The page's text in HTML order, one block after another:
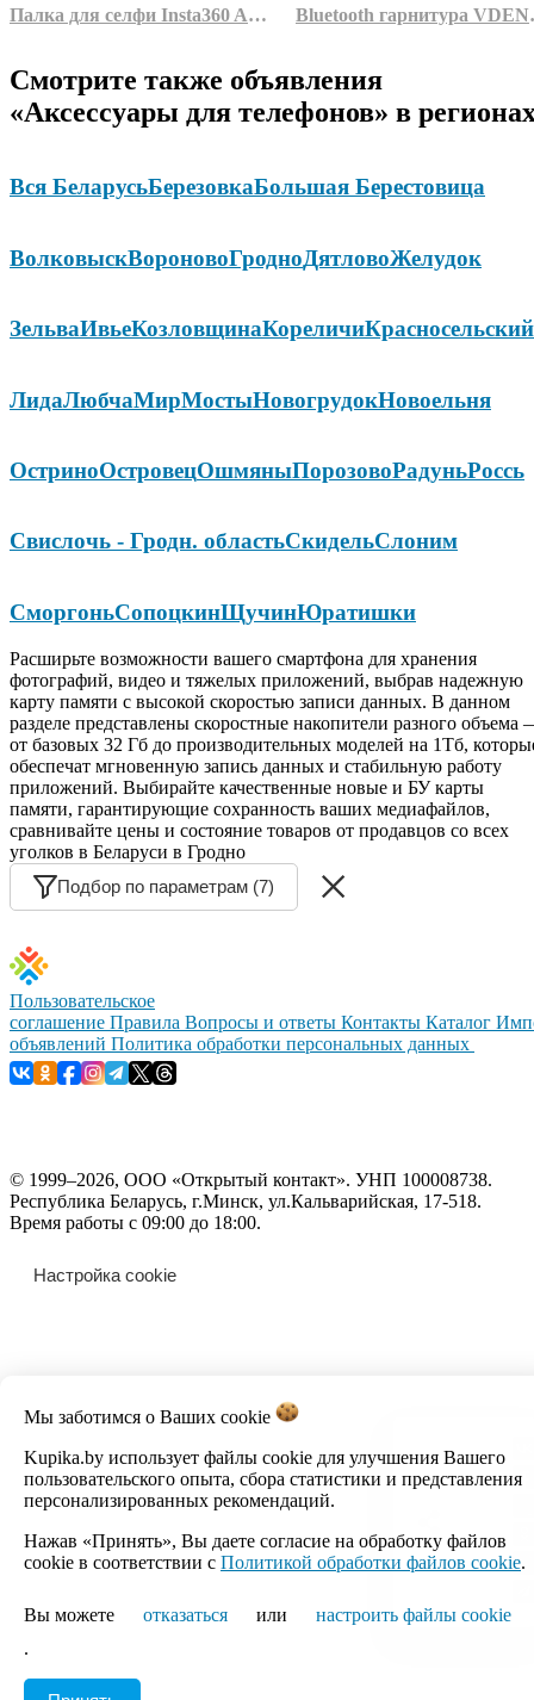
Палка для селфи Insta360 Action Invisible Selfie Stick 100 cm Carbon Fiber
Смотрите также объявления
«Аксессуары для телефонов» в
Вся БеларусьБерезовкаБольшая Берестовица
ВолковыскВороновоГродноДятловоЖелудок
ЗельваИвьеКозловщинаКореличиКрасносельский
ЛидаЛюбчаМирМостыНовогрудокНовоельня
ОстриноОстровецОшмяныПорозовоРадуньРоссь
Свислочь - Гродн. областьСкидельСлоним
СморгоньСопоцкинЩучинЮратишки
Расширьте возможности вашего смартфона для хранения
фотографий, видео и тяжелых приложений, выбрав надежную
карту памяти с высокой скоростью записи данных. В данном
разделе представлены скоростные накопители разного объема
от базовых 32 Гб до производительных моделей на 1Тб,
обеспечат мгновенную запись данных и стабильную работу
приложений. Выбирайте качественные новые и БУ карты
памяти, гарантирующие сохранность ваших медиафайлов,
сравнивайте цены и состояние товаров от продавцов со всех
уголков в Беларуси в Гродно
Подбор по параметрам (7)
Мы заботимся о Ваших cookie
Kupika.by использует файлы cookie для улучшения Вашего
пользовательского опыта, сбора статистики и представления
персонализированных рекомендаций.
Нажав «Принять», Вы даете согласие на обработку файлов
cookie в соответствии с Политикой обработки файлов cookie.
Вы можете отказаться или
настроить файлы cookie
.
Пользовательское
соглашение Правила Вопросы и ответы Контакты Каталог
объявлений Политика обработки персональных данных
© 1999–2026, ООО «Открытый контакт». УНП 100008738.
Республика Беларусь, г.Минск, ул.Кальварийская, 17-518.
Время работы с 09:00 до 18:00.
Настройка cookie